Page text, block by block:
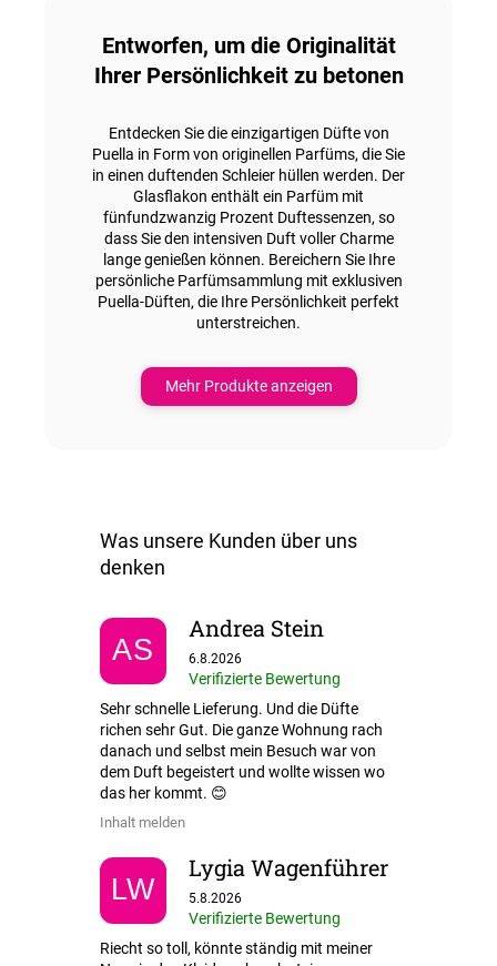
Entworfen, um die Originalität
Ihrer Persönlichkeit zu betonen
Entdecken Sie die einzigartigen Düfte von
Puella in Form von originellen Parfüms, die Sie
in einen duftenden Schleier hüllen werden. Der
Glasflakon enthält ein Parfüm mit
fünfundzwanzig Prozent Duftessenzen, so
dass Sie den intensiven Duft voller Charme
lange genießen können. Bereichern Sie Ihre
persönliche Parfümsammlung mit exklusiven
Puella-Düften, die Ihre Persönlichkeit perfekt
unterstreichen.
Mehr Produkte anzeigen
AS
Andrea Stein
Die Shop-Bewertung beträgt 5 von 5 Sternen.
6.8.2026
Verifizierte Bewertung
Sehr schnelle Lieferung. Und die Düfte
richen sehr Gut. Die ganze Wohnung rach
danach und selbst mein Besuch war von
dem Duft begeistert und wollte wissen wo
das her kommt. 😊
Inhalt melden
LW
Lygia Wagenführer
Die Shop-Bewertung beträgt 5 von 5 Sternen.
5.8.2026
Verifizierte Bewertung
Riecht so toll, könnte ständig mit meiner